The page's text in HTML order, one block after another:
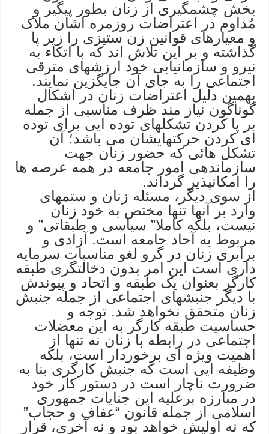
بخش چشمگیری از زنان بطور پیگیر و
مُداوم در اعتراضات روزمره اشان ملاک
و معیارهای قوانین زن ستیزی را زیر پا
گذاشته و بر این تلاش اند که با اتکاء به
نیرو و سازمانیابی خود ارزشهای مترقی
اجتماعی را به جای آن جایگزین نمایند.
بهمین دلیل اعتراضات زنان در اشکال
گوناگون نیاز مند ظرف مناسبی از جمله
بر پا کردن تشکلهای توده ایی برای توده
ای کردن حرکتهایشان می باشد؛ آن
تشکل هائی که حضور زنان جهت
سازماندهی امور جامعه در همه عرصه ها
را امکانپذیر گرداند.
از سوی دیگر، مسئله زنان و ستمهای
وارد بر آنها تنها مختص به خود زنان
نیست، بلکه کاملا” سیاسی و طبقاتی” و
مربوط به آحاد جامعه است. آزادی و
برابری زنان در گرو لغو مناسبات سرمایه
داری است این امر بدون دخالتگری طبقه
کارگر بعنوان یک طبقه و اتحاد و پیوندش
با دیگر جنبشهای اجتماعی از جمله جنبش
زنان متحقق نخواهد شد. توجه و
حساسیت طبقه کارگر به این معضلات
اجتماعی در رابطه با زنان نه تنها از
اهمیت ویژه ای برخوردار است، بلکه
وظیفه ایی است که جنبش کارگری بنا به
ضرورت ناچار است در دستور کار خود
در مبارزه برعلیه این جنایات جمهوری
اسلامی از جمله قانون “عفاف و حجاب”
که نه اولیش خواهد بود و نه آخری، قرار